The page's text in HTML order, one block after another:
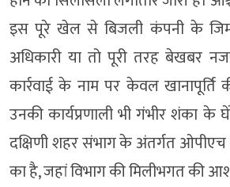
इस पूरे खेल से बिजली कंपनी के
अधिकारी या तो पूरी तरह बेखबर
कार्रवाई के नाम पर केवल
उनकी कार्यप्रणाली भी गंभीर शंका के
दक्षिणी शहर संभाग के अंतर्गत
का है, जहां विभाग की मिलीभगत की